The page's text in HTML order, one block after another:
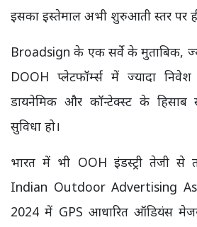
इसका इस्तेमाल अभी शुरुआती स्तर पर
Broadsign के एक सर्वे के मुताबिक,
DOOH प्लेटफॉर्म्स में ज्यादा
डायनेमिक और कॉन्टेक्स्ट के हिसाब
सुविधा हो।
भारत में भी OOH इंडस्ट्री तेजी से
Indian Outdoor Advertising
2024 में GPS आधारित ऑडियंस